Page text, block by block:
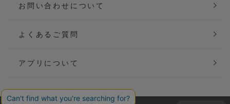
お問い合わせについて
よくあるご質問
アプリについて